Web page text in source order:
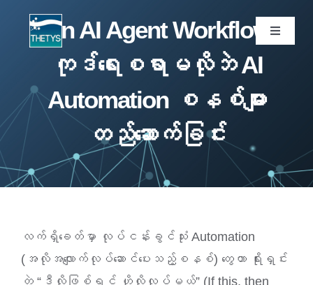
Toggle
ပင်မစာမျက်နှာ
ဝန်ဆောင်မှုများ
ကျွန်ုပ်တို့ပရောဂျက်များ
ဆောင်းပါး
n8n AI Agent Workflow:
ကုဒ်ရေးစရာမလိုဘဲ AI
Automation စနစ်များ
တည်ဆောက်ခြင်း
လက်ရှိခေတ်မှာ လုပ်ငန်းခွင်သုံး Automation
(အလိုအလျောက်လုပ်ဆောင်ပေးသည့်စနစ်) တွေဟာ ရိုးရှင်း
တဲ့ “ဒီလိုဖြစ်ရင် ဟိုလိုလုပ်မယ်” (If this, then